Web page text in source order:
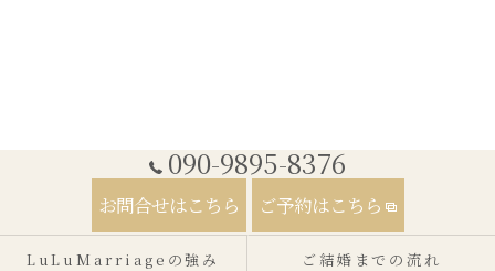
090-9895-8376
お問合せはこちら ご予約はこちら
LuLuMarriageの強み ご結婚までの流れ